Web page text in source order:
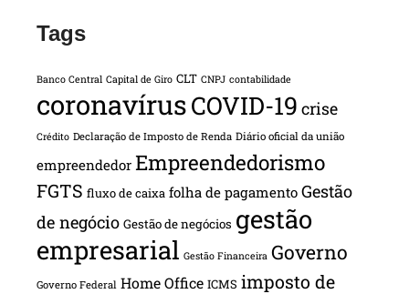
Tags
Banco Central Capital de Giro CLT CNPJ contabilidade
coronavírusCOVID-19 crise
Crédito Declaração de Imposto de Renda Diário oficial da união
empreendedor Empreendedorismo
FGTS fluxo de caixa folha de pagamento Gestão
de negócio Gestão de negócios gestão
empresarial Gestão Financeira Governo
Governo Federal Home Office ICMS imposto de